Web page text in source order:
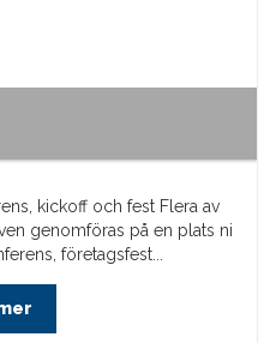
kickoff och fest Flera av
genomföras på en plats ni
företagsfest...